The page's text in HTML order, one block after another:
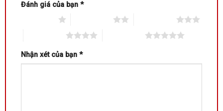
Đánh giá của bạn *
Nhận xét của bạn *